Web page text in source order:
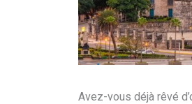
Avez-vous déjà rêvé